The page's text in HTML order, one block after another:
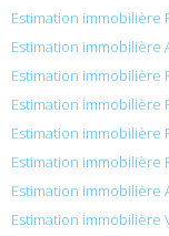
Estimation immobilière
Estimation immobilière
Estimation immobilière
Estimation immobilière
Estimation immobilière
Estimation immobilière
Estimation immobilière
Estimation immobilière